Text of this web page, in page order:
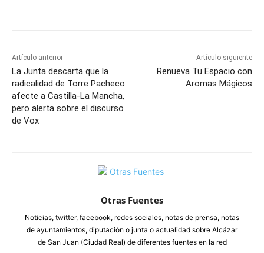
Artículo anterior
La Junta descarta que la
radicalidad de Torre Pacheco
afecte a Castilla-La Mancha,
pero alerta sobre el discurso
de Vox
Artículo siguiente
Renueva Tu Espacio con
Aromas Mágicos
Otras Fuentes
Noticias, twitter, facebook, redes sociales, notas de prensa, notas
de ayuntamientos, diputación o junta o actualidad sobre Alcázar
de San Juan (Ciudad Real) de diferentes fuentes en la red